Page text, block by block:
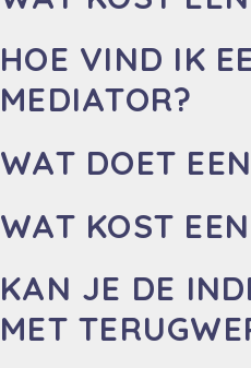
HOE VIND IK
MEDIATOR?
WAT DOET
WAT KOST
KAN JE DE
MET